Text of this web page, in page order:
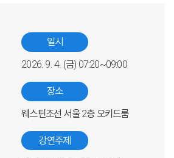
일시
2026. 9. 4. (금) 07:20~09:00
장소
웨스틴조선 서울 2층 오키드룸
강연주제